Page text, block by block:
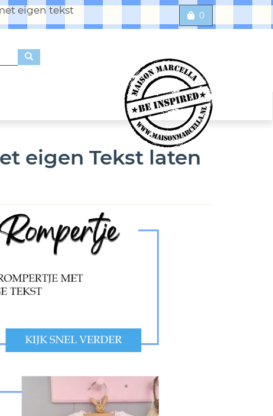
eigen tekst 0
eigen Tekst laten